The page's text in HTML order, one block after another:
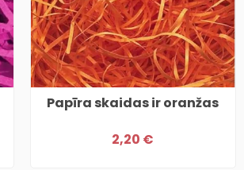
Papīra skaidas ir oranžas
2,20 €